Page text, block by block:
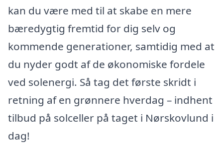
kan du være med til at skabe en mere
bæredygtig fremtid for dig selv og
kommende generationer, samtidig med at
du nyder godt af de økonomiske fordele
ved solenergi. Så tag det første skridt i
retning af en grønnere hverdag – indhent
tilbud på solceller på taget i Nørskovlund i
dag!